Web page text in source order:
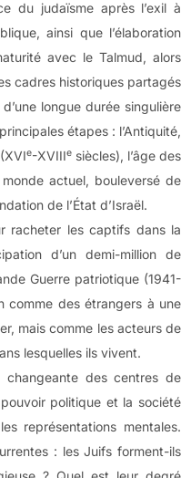
du judaïsme après l’exil à
ainsi que l’élaboration
avec le Talmud, alors
cadres historiques partagés
longue durée singulière
étapes : l’Antiquité,
e-XVIIIesiècles), l’âge des
actuel, bouleversé de
de l’État d’Israël.
racheter les captifs dans la
d’un demi-million de
Guerre patriotique (1941-
comme des étrangers à une
mais comme les acteurs de
lesquelles ils vivent.
des centres de
politique et la société
représentations mentales.
: les Juifs forment-ils